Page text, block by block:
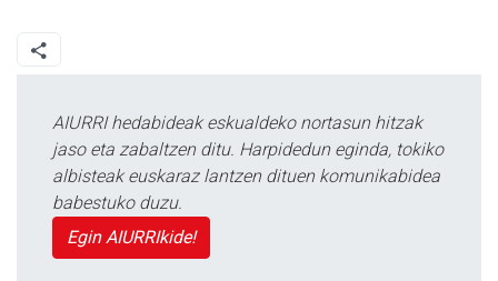
AIURRI hedabideak eskualdeko nortasun hitzak
jaso eta zabaltzen ditu. Harpidedun eginda, tokiko
albisteak euskaraz lantzen dituen komunikabidea
babestuko duzu.
Egin AIURRIkide!